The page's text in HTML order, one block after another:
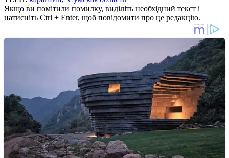
Якщо ви помітили помилку, виділіть необхідний текст і
натисніть Ctrl + Enter, щоб повідомити про це редакцію.